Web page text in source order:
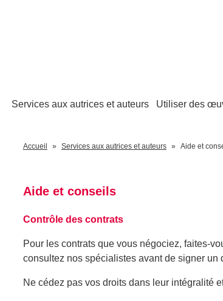
Services aux autrices et auteurs Utiliser des
Accueil Services aux autrices et auteurs Aide et
Aide et conseils
Contrôle des contrats
Pour les contrats que vous négociez, faites-
consultez nos spécialistes avant de signer un
Ne cédez pas vos droits dans leur intégralité